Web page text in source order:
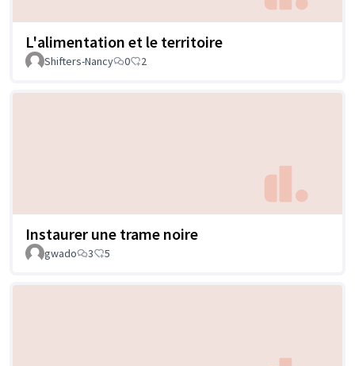
L'alimentation et le territoire
Shifters-Nancy 0 2
Instaurer une trame noire
gwado 3 5